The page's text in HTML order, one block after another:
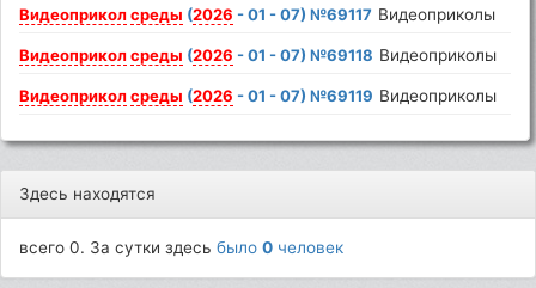
Видеоприкол среды (2026 - 01 - 07) №69117 Видеоприколы
Видеоприкол среды (2026 - 01 - 07) №69118 Видеоприколы
Видеоприкол среды (2026 - 01 - 07) №69119 Видеоприколы
Здесь находятся
всего 0. За сутки здесьбыло0 человек